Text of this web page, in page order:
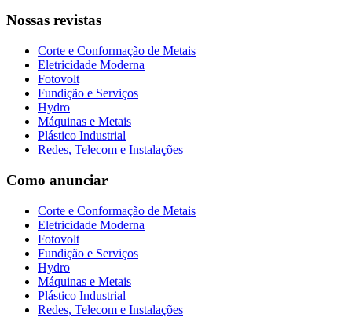
Nossas revistas
Corte e Conformação de Metais
Eletricidade Moderna
Fotovolt
Fundição e Serviços
Hydro
Máquinas e Metais
Plástico Industrial
Redes, Telecom e Instalações
Como anunciar
Corte e Conformação de Metais
Eletricidade Moderna
Fotovolt
Fundição e Serviços
Hydro
Máquinas e Metais
Plástico Industrial
Redes, Telecom e Instalações